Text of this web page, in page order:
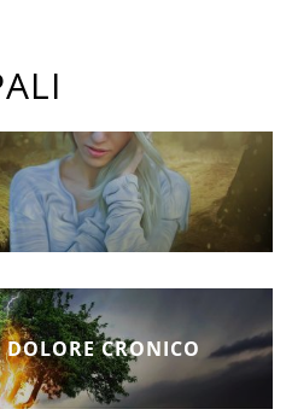
CRONICO